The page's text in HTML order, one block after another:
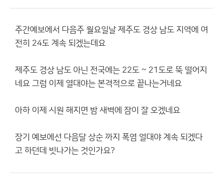
주간예보에서 다음주 월요일날 제주도 경상 남도 지역에 여
전히 24도 계속 되겠는데요
제주도 경상 남도 아닌 전국에는 22도 ~ 21도로 뚝 떨어지
네요 그럼 이제 열대야는 본격적으로 끝나는거네요
아하 이제 시원 해지면 밤 새벽에 잠이 잘 오겠네요
장기 예보에선 다음달 상순 까지 폭염 얼대야 계속 되겠다
고 하던데 빗나가는 것인가요?